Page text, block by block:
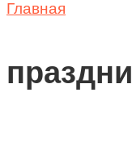
Главная